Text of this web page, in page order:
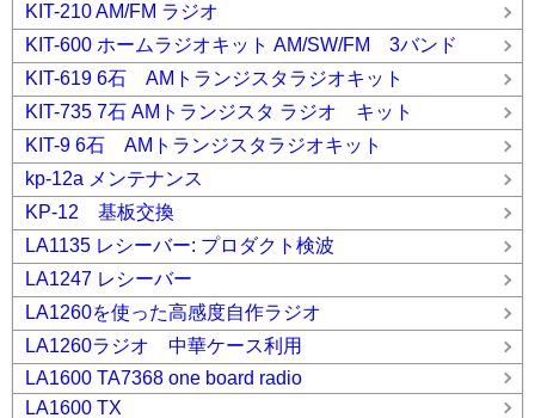
KIT-210 AM/FM ラジオ
KIT-600 ホームラジオキット AM/SW/FM 3バンド
KIT-619 6石 AMトランジスタラジオキット
KIT-735 7石 AMトランジスタ ラジオ キット
KIT-9 6石 AMトランジスタラジオキット
kp-12a メンテナンス
KP-12 基板交換
LA1135 レシーバー: プロダクト検波
LA1247 レシーバー
LA1260を使った高感度自作ラジオ
LA1260ラジオ 中華ケース利用
LA1600 TA7368 one board radio
LA1600 TX